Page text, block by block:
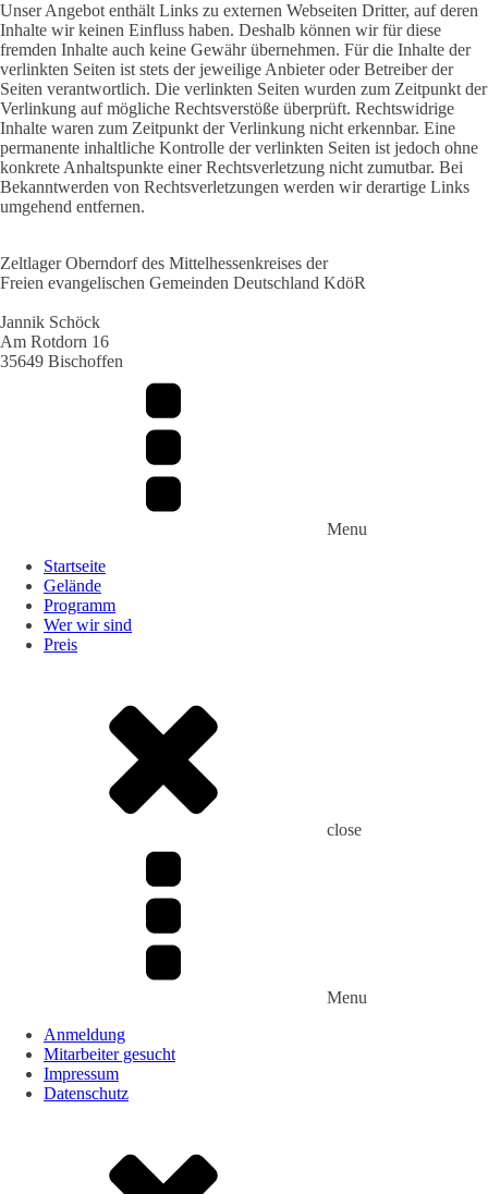
Unser Angebot enthält Links zu externen Webseiten Dritter, auf deren
Inhalte wir keinen Einfluss haben. Deshalb können wir für diese
fremden Inhalte auch keine Gewähr übernehmen. Für die Inhalte der
verlinkten Seiten ist stets der jeweilige Anbieter oder Betreiber der
Seiten verantwortlich. Die verlinkten Seiten wurden zum Zeitpunkt der
Verlinkung auf mögliche Rechtsverstöße überprüft. Rechtswidrige
Inhalte waren zum Zeitpunkt der Verlinkung nicht erkennbar. Eine
permanente inhaltliche Kontrolle der verlinkten Seiten ist jedoch ohne
konkrete Anhaltspunkte einer Rechtsverletzung nicht zumutbar. Bei
Bekanntwerden von Rechtsverletzungen werden wir derartige Links
umgehend entfernen.
Zeltlager Oberndorf des Mittelhessenkreises der
Freien evangelischen Gemeinden Deutschland KdöR
Jannik Schöck
Am Rotdorn 16
35649 Bischoffen
Menu
Startseite
Gelände
Programm
Wer wir sind
Preis
close
Menu
Anmeldung
Mitarbeiter gesucht
Impressum
Datenschutz